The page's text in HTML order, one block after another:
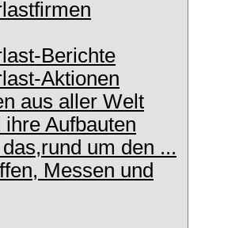
Berichte
Aktionen
aus aller Welt
ihre Aufbauten
um den ...
Messen und